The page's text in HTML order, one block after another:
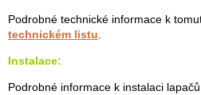
Podrobné technické informace k
technickém listu
Instalace:
Podrobné informace k instalaci